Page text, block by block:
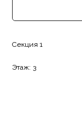
Секция 1
Этаж: 3